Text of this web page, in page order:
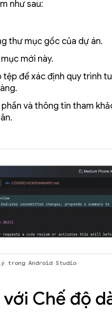
như sau:
thư mục gốc của dự án.
mới này.
để xác định quy trình
và thông tin tham
trong Android Studio
Chế độ